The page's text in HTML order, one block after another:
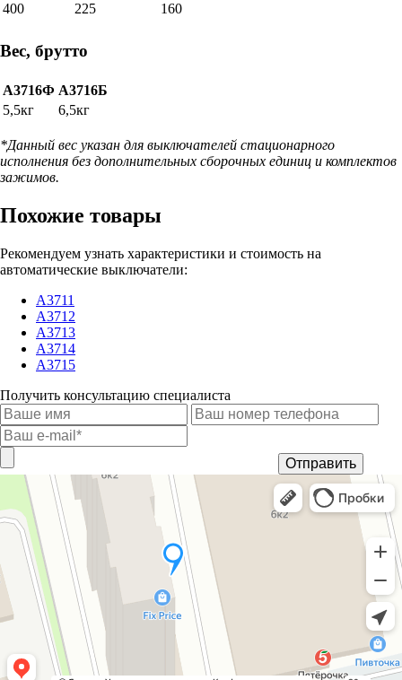
400
225 160
Вес, брутто
А3716Ф А3716Б
5,5кг
6,5кг
*Данный вес указан для выключателей стационарного
исполнения без дополнительных сборочных единиц и комплектов
зажимов.
Похожие товары
Рекомендуем узнать характеристики и стоимость на
автоматические выключатели:
А3711
А3712
А3713
А3714
А3715
Получить консультацию специалиста
Отправить